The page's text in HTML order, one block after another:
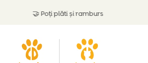
Poți plăti și ramburs